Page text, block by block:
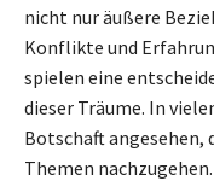
nicht nur äußere
Konflikte und
spielen eine
dieser Träume. In
Botschaft angesehen,
Themen